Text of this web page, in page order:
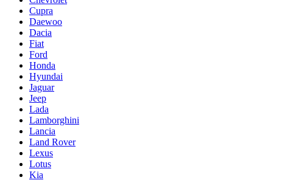
Cupra
Daewoo
Dacia
Fiat
Ford
Honda
Hyundai
Jaguar
Jeep
Lada
Lamborghini
Lancia
Land Rover
Lexus
Lotus
Kia